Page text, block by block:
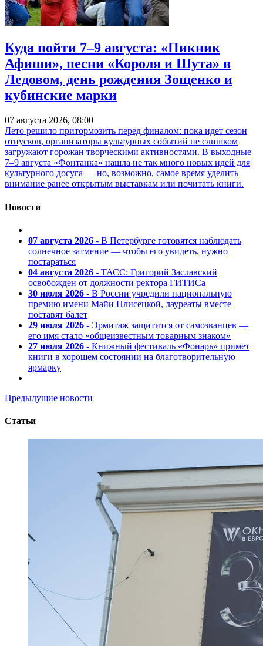
Куда пойти 7–9 августа: «Пикник
Афиши», песни «Короля и Шута» в
Ледовом, день рождения Зощенко и
кубинские марки
07 августа 2026, 08:00
Лето решило притормозить перед финалом: пока идет сезон
отпусков, организаторы культурных событий не слишком
загружают горожан творческими активностями. В выходные
7–9 августа «Фонтанка» нашла не так много новых идей для
культурного досуга — но, возможно, самое время уделить
внимание ранее открытым выставкам или почитать книги.
Новости
07 августа 2026 - В Петербурге готовятся наблюдать
солнечное затмение — чтобы его увидеть, нужно
постараться
04 августа 2026 - ТАСС: Григорий Заславский
освобожден от должности ректора ГИТИСа
30 июля 2026 - В России учредили национальную
премию имени Майи Плисецкой, лауреаты вместе
поставят балет
29 июля 2026 - Эрмитаж защитится от самозванцев —
его имя стало «общеизвестным товарным знаком»
27 июля 2026 - Книжный фестиваль «Фонарь» примет
книги в хорошем состоянии на благотворительную
ярмарку
Предыдущие новости
Статьи